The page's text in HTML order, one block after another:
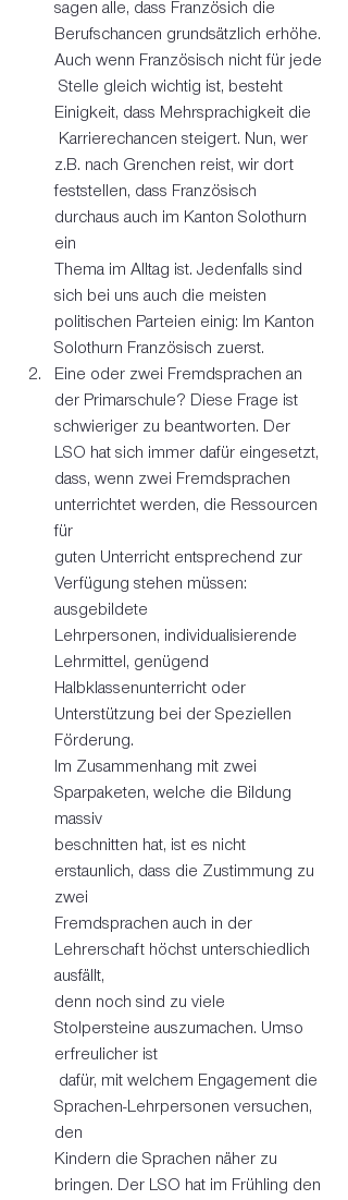
sagen alle, dass Französich die
Berufschancen grundsätzlich erhöhe.
Auch wenn Französisch nicht für jede
Einigkeit, dass Mehrsprachigkeit die
z.B. nach Grenchen reist, wir dort
feststellen, dass Französisch
durchaus auch im Kanton Solothurn
ein
Thema im Alltag ist. Jedenfalls sind
sich bei uns auch die meisten
politischen Parteien einig: Im Kanton
Solothurn Französisch zuerst.
Eine oder zwei Fremdsprachen an
der Primarschule? Diese Frage ist
schwieriger zu beantworten. Der
LSO hat sich immer dafür eingesetzt,
dass, wenn zwei Fremdsprachen
unterrichtet werden, die Ressourcen
für
guten Unterricht entsprechend zur
Verfügung stehen müssen:
ausgebildete
Lehrpersonen, individualisierende
Lehrmittel, genügend
Halbklassenunterricht oder
Unterstützung bei der Speziellen
Förderung.
Im Zusammenhang mit zwei
Sparpaketen, welche die Bildung
massiv
beschnitten hat, ist es nicht
erstaunlich, dass die Zustimmung zu
zwei
Fremdsprachen auch in der
Lehrerschaft höchst unterschiedlich
ausfällt,
denn noch sind zu viele
Stolpersteine auszumachen. Umso
erfreulicher ist
Sprachen-Lehrpersonen versuchen,
den
Kindern die Sprachen näher zu
bringen. Der LSO hat im Frühling den